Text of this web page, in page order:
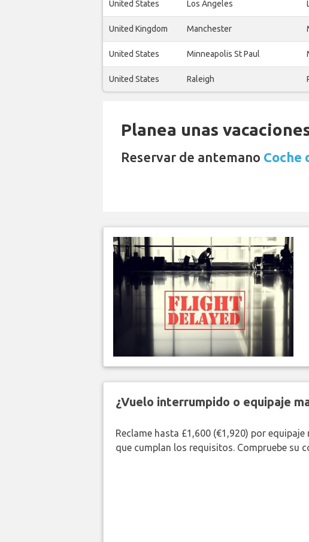
United States Los Angeles
United Kingdom Manchester
United States Minneapolis St Paul
United States Raleigh
Planea unas
Reservar de antemano Coche
¿Vuelo interrumpido o equipaje
Reclame hasta £1,600 (€1,920) por
que cumplan los requisitos. Compruebe su